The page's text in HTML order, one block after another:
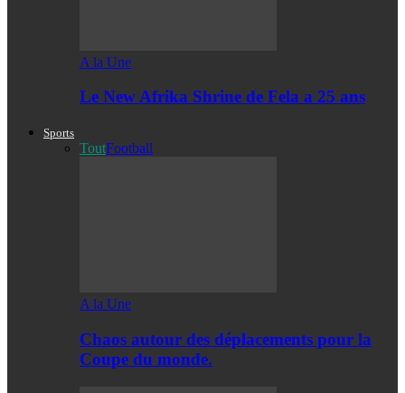
A la Une
Le New Afrika Shrine de Fela a 25 ans
Sports
ToutFootball
A la Une
Chaos autour des déplacements pour la
Coupe du monde.